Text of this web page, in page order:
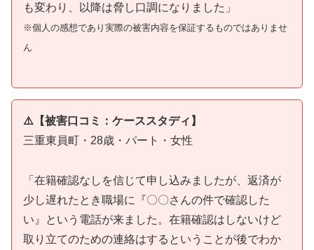
も変わり、以降は脅し口調になりました」
※個人の感想であり実際の被害内容を保証するものではありませ
ん
⚠️【被害口コミ：ケーススタディ】
三重東員町・28歳・パート・女性
「在籍確認なしを信じて申し込みましたが、返済が
少し遅れたとき職場に『〇〇さんの件で確認した
い』という電話が来ました。在籍確認はしないけど
取り立てのための連絡はするということが後でわか